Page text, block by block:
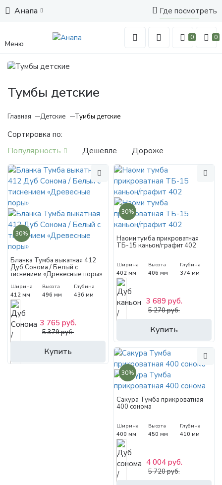
Анапа Где посмотреть
Меню
0 0
Тумбы детские
Главная Детские Тумбы детские
Сортировка по:
Популярность Дешевле Дороже
30%
Бланка Тумба выкатная 412
Дуб Сонома / Белый с
тиснением «Древесные поры»
Ширина
412 мм
Высота
496 мм
Глубина
436 мм
Купить
3 765 руб.
5 379 руб.
30%
Наоми тумба прикроватная
ТБ-15 каньон/графит 402
Ширина
402 мм
Высота
406 мм
Глубина
374 мм
Купить
3 689 руб.
5 270 руб.
30%
Сакура Тумба прикроватная
400 сонома
Ширина
400 мм
Высота
450 мм
Глубина
410 мм
4 004 руб.
5 720 руб.